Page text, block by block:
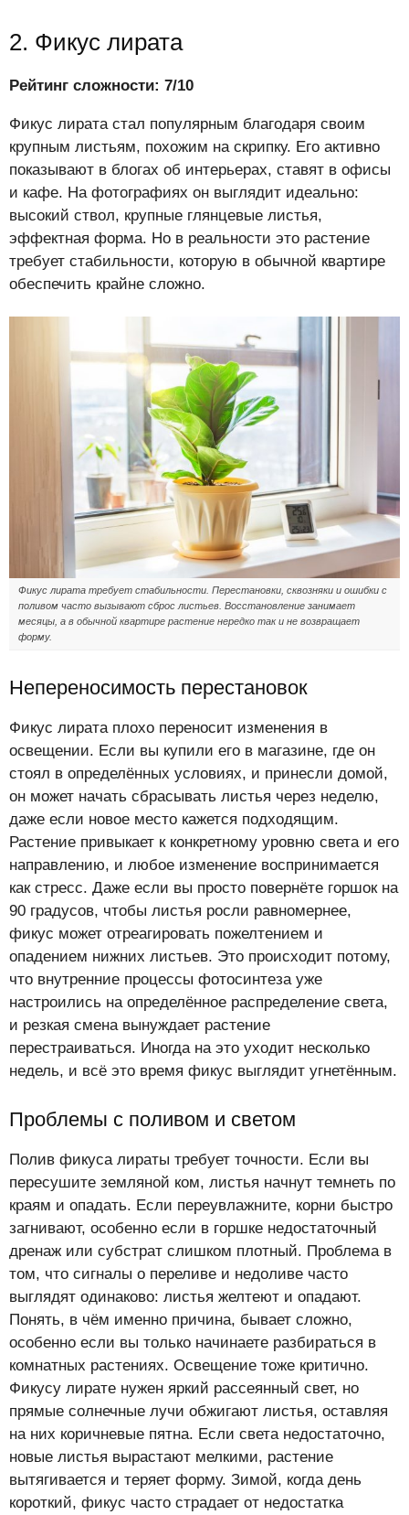
2. Фикус лирата
Рейтинг сложности: 7/10
Фикус лирата стал популярным благодаря своим
крупным листьям, похожим на скрипку. Его активно
показывают в блогах об интерьерах, ставят в офисы
и кафе. На фотографиях он выглядит идеально:
высокий ствол, крупные глянцевые листья,
эффектная форма. Но в реальности это растение
требует стабильности, которую в обычной квартире
обеспечить крайне сложно.
Фикус лирата требует стабильности. Перестановки, сквозняки и ошибки с
поливом часто вызывают сброс листьев. Восстановление занимает
месяцы, а в обычной квартире растение нередко так и не возвращает
форму.
Непереносимость перестановок
Фикус лирата плохо переносит изменения в
освещении. Если вы купили его в магазине, где он
стоял в определённых условиях, и принесли домой,
он может начать сбрасывать листья через неделю,
даже если новое место кажется подходящим.
Растение привыкает к конкретному уровню света и его
направлению, и любое изменение воспринимается
как стресс. Даже если вы просто повернёте горшок на
90 градусов, чтобы листья росли равномернее,
фикус может отреагировать пожелтением и
опадением нижних листьев. Это происходит потому,
что внутренние процессы фотосинтеза уже
настроились на определённое распределение света,
и резкая смена вынуждает растение
перестраиваться. Иногда на это уходит несколько
недель, и всё это время фикус выглядит угнетённым.
Проблемы с поливом и светом
Полив фикуса лираты требует точности. Если вы
пересушите земляной ком, листья начнут темнеть по
краям и опадать. Если переувлажните, корни быстро
загнивают, особенно если в горшке недостаточный
дренаж или субстрат слишком плотный. Проблема в
том, что сигналы о переливе и недоливе часто
выглядят одинаково: листья желтеют и опадают.
Понять, в чём именно причина, бывает сложно,
особенно если вы только начинаете разбираться в
комнатных растениях. Освещение тоже критично.
Фикусу лирате нужен яркий рассеянный свет, но
прямые солнечные лучи обжигают листья, оставляя
на них коричневые пятна. Если света недостаточно,
новые листья вырастают мелкими, растение
вытягивается и теряет форму. Зимой, когда день
короткий, фикус часто страдает от недостатка